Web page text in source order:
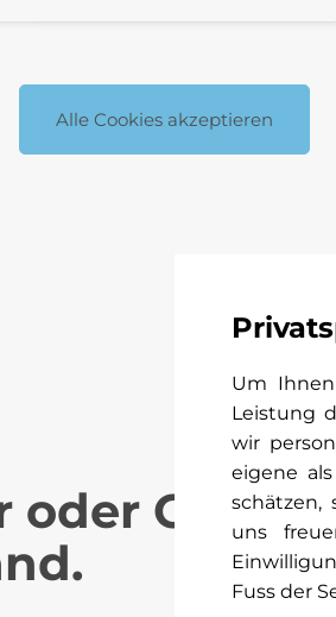
Um
Leistung
wir
eigene
schätzen,
uns
Fuss der
Alle Cookies akzeptieren
oder